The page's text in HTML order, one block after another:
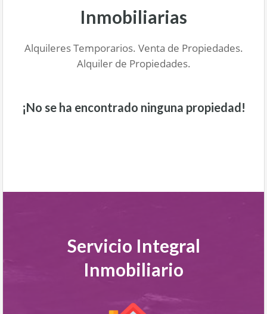
Inmobiliarias
Alquileres Temporarios. Venta de Propiedades.
Alquiler de Propiedades.
¡No se ha encontrado ninguna propiedad!
Servicio Integral
Inmobiliario